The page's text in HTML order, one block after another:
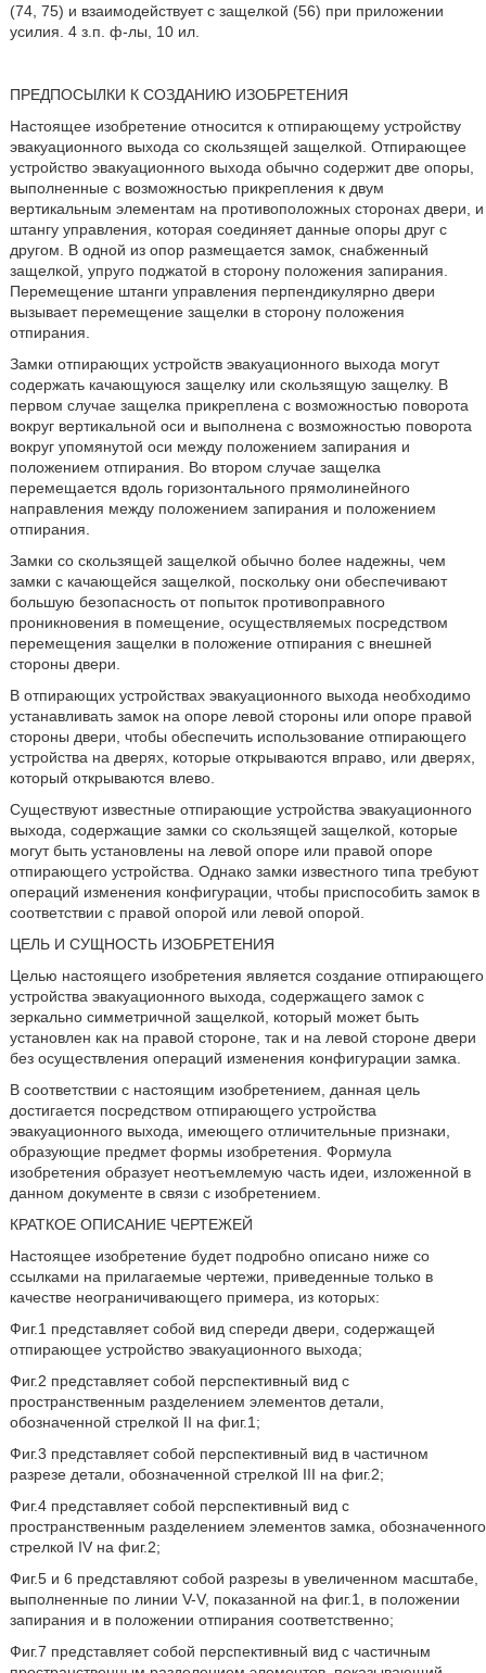
(74, 75) и взаимодействует с защелкой (56) при приложении
усилия. 4 з.п. ф-лы, 10 ил.
ПРЕДПОСЫЛКИ К СОЗДАНИЮ ИЗОБРЕТЕНИЯ
Настоящее изобретение относится к отпирающему устройству
эвакуационного выхода со скользящей защелкой. Отпирающее
устройство эвакуационного выхода обычно содержит две опоры,
выполненные с возможностью прикрепления к двум
вертикальным элементам на противоположных сторонах двери, и
штангу управления, которая соединяет данные опоры друг с
другом. В одной из опор размещается замок, снабженный
защелкой, упруго поджатой в сторону положения запирания.
Перемещение штанги управления перпендикулярно двери
вызывает перемещение защелки в сторону положения
отпирания.
Замки отпирающих устройств эвакуационного выхода могут
содержать качающуюся защелку или скользящую защелку. В
первом случае защелка прикреплена с возможностью поворота
вокруг вертикальной оси и выполнена с возможностью поворота
вокруг упомянутой оси между положением запирания и
положением отпирания. Во втором случае защелка
перемещается вдоль горизонтального прямолинейного
направления между положением запирания и положением
отпирания.
Замки со скользящей защелкой обычно более надежны, чем
замки с качающейся защелкой, поскольку они обеспечивают
большую безопасность от попыток противоправного
проникновения в помещение, осуществляемых посредством
перемещения защелки в положение отпирания с внешней
стороны двери.
В отпирающих устройствах эвакуационного выхода необходимо
устанавливать замок на опоре левой стороны или опоре правой
стороны двери, чтобы обеспечить использование отпирающего
устройства на дверях, которые открываются вправо, или дверях,
который открываются влево.
Существуют известные отпирающие устройства эвакуационного
выхода, содержащие замки со скользящей защелкой, которые
могут быть установлены на левой опоре или правой опоре
отпирающего устройства. Однако замки известного типа требуют
операций изменения конфигурации, чтобы приспособить замок в
соответствии с правой опорой или левой опорой.
ЦЕЛЬ И СУЩНОСТЬ ИЗОБРЕТЕНИЯ
Целью настоящего изобретения является создание отпирающего
устройства эвакуационного выхода, содержащего замок с
зеркально симметричной защелкой, который может быть
установлен как на правой стороне, так и на левой стороне двери
без осуществления операций изменения конфигурации замка.
В соответствии с настоящим изобретением, данная цель
достигается посредством отпирающего устройства
эвакуационного выхода, имеющего отличительные признаки,
образующие предмет формы изобретения. Формула
изобретения образует неотъемлемую часть идеи, изложенной в
данном документе в связи с изобретением.
КРАТКОЕ ОПИСАНИЕ ЧЕРТЕЖЕЙ
Настоящее изобретение будет подробно описано ниже со
ссылками на прилагаемые чертежи, приведенные только в
качестве неограничивающего примера, из которых:
Фиг.1 представляет собой вид спереди двери, содержащей
отпирающее устройство эвакуационного выхода;
Фиг.2 представляет собой перспективный вид с
пространственным разделением элементов детали,
обозначенной стрелкой II на фиг.1;
Фиг.3 представляет собой перспективный вид в частичном
разрезе детали, обозначенной стрелкой III на фиг.2;
Фиг.4 представляет собой перспективный вид с
пространственным разделением элементов замка, обозначенного
стрелкой IV на фиг.2;
Фиг.5 и 6 представляют собой разрезы в увеличенном масштабе,
выполненные по линии V-V, показанной на фиг.1, в положении
запирания и в положении отпирания соответственно;
Фиг.7 представляет собой перспективный вид с частичным